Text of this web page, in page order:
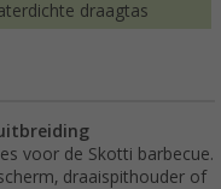
draagtas
voor de Skotti barbecue.
draaispithouder of